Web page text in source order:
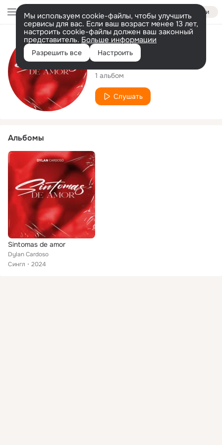
Войти
Мы используем cookie-файлы, чтобы улучшить
сервисы для вас. Если ваш возраст менее 13 лет,
настроить cookie-файлы должен ваш законный
представитель. Больше информации
Разрешить все Настроить
Исполнитель
Dylan Cardoso
1 альбом
Слушать
Альбомы
Sintomas de amor
Dylan Cardoso
Сингл
2024